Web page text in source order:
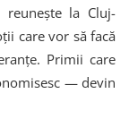
la Cluj-
care vor să facă
Primii care
— devin